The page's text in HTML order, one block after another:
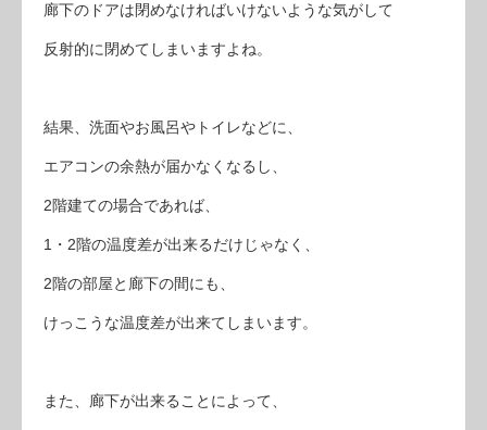
廊下のドアは閉めなければいけないような気がして
反射的に閉めてしまいますよね。
結果、洗面やお風呂やトイレなどに、
エアコンの余熱が届かなくなるし、
2階建ての場合であれば、
1・2階の温度差が出来るだけじゃなく、
2階の部屋と廊下の間にも、
けっこうな温度差が出来てしまいます。
また、廊下が出来ることによって、